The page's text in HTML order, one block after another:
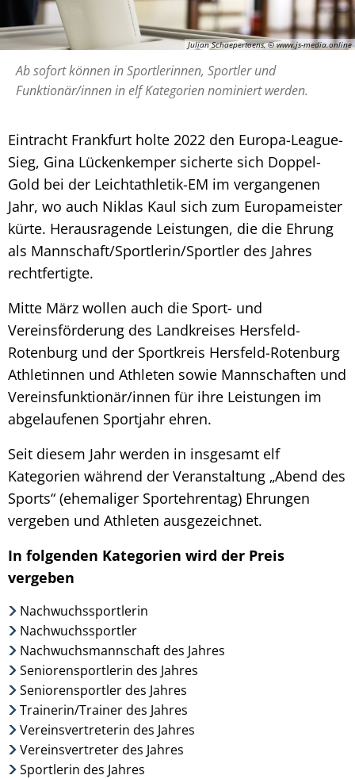
Julian Schaepertoens, © www.js-media.online
Ab sofort können in Sportlerinnen, Sportler und
Funktionär/innen in elf Kategorien nominiert werden.
Eintracht Frankfurt holte 2022 den Europa-League-
Sieg, Gina Lückenkemper sicherte sich Doppel-
Gold bei der Leichtathletik-EM im vergangenen
Jahr, wo auch Niklas Kaul sich zum Europameister
kürte. Herausragende Leistungen, die die Ehrung
als Mannschaft/Sportlerin/Sportler des Jahres
rechtfertigte.
Mitte März wollen auch die Sport- und
Vereinsförderung des Landkreises Hersfeld-
Rotenburg und der Sportkreis Hersfeld-Rotenburg
Athletinnen und Athleten sowie Mannschaften und
Vereinsfunktionär/innen für ihre Leistungen im
abgelaufenen Sportjahr ehren.
Seit diesem Jahr werden in insgesamt elf
Kategorien während der Veranstaltung „Abend des
Sports“ (ehemaliger Sportehrentag) Ehrungen
vergeben und Athleten ausgezeichnet.
In folgenden Kategorien wird der Preis
vergeben
Nachwuchssportlerin
Nachwuchssportler
Nachwuchsmannschaft des Jahres
Seniorensportlerin des Jahres
Seniorensportler des Jahres
Trainerin/Trainer des Jahres
Vereinsvertreterin des Jahres
Vereinsvertreter des Jahres
Sportlerin des Jahres